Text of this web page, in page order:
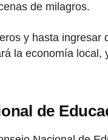
de milagros.
y hasta
la economía
de